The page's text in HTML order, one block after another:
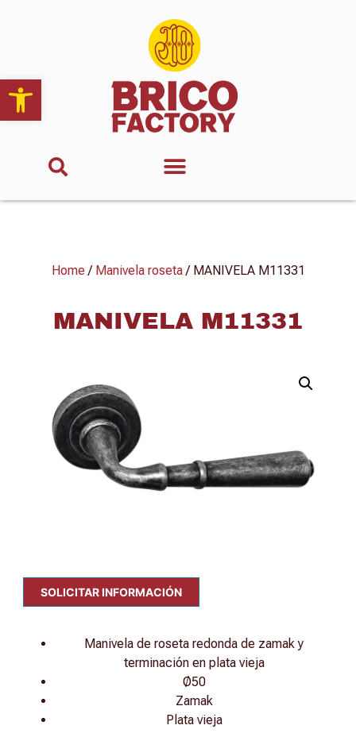
Abrir barra de herramientas
Home/ Manivela roseta/ MANIVELA M11331
MANIVELA M11331
SOLICITAR INFORMACIÓN
Manivela de roseta redonda de zamak y
terminación en plata vieja
Ø50
Zamak
Plata vieja